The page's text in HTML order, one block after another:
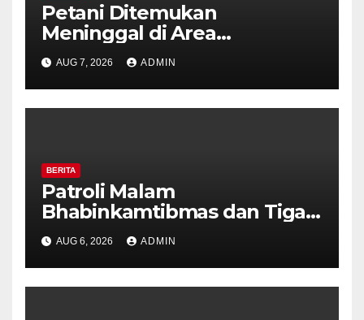
Petani Ditemukan
Meninggal di Area
Persawahan Kalibeji, Polisi
Pastikan Tidak Ada Tanda
Kekerasan
AUG 7, 2026 ADMIN
BERITA
Patroli Malam
Bhabinkamtibmas dan Tiga
Pilar Kelurahan Ungaran
Perkuat Kamtibmas, Warga
Diajak Aktifkan Ronda
AUG 6, 2026 ADMIN